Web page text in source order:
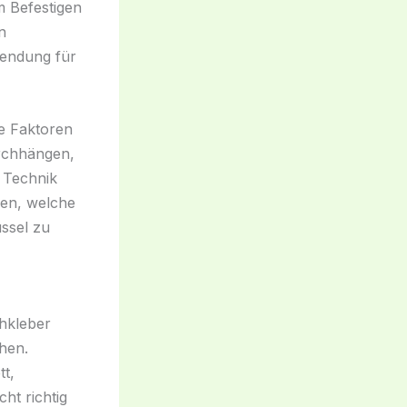
Befestigen
für
Faktoren
welche
zu
richtig